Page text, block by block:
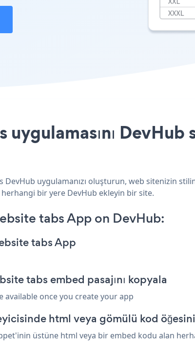
uygulamasını
uygulamanızı oluşturun, web sitenizin
bir yere DevHub ekleyin bir site.
tabs App on DevHub:
tabs App
tabs embed pasajını kopyala
available once you create your app
html veya gömülü kod
üstüne html veya bir embed kodu alan